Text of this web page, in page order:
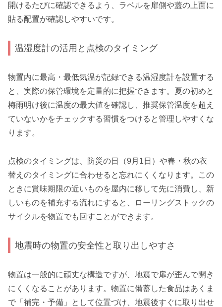
開けるたびに確認できるよう、ラベルを扉側や蓋の上面に
貼る配置が確認しやすいです。
温湿度計の活用と点検のタイミング
物置内に最高・最低気温が記録できる温湿度計を設置する
と、実際の保管環境を定量的に把握できます。夏の初めと
梅雨明け後に温度の最大値を確認し、推奨保管温度を超え
ていないかをチェックする習慣をつけると管理しやすくな
ります。
点検のタイミングは、防災の日（9月1日）や春・秋の衣
替えのタイミングに合わせると忘れにくくなります。この
ときに賞味期限の近いものを屋内に移して先に消費し、新
しいものを補充する流れにすると、ローリングストックの
サイクルを物置でも回すことができます。
地震時の物置の安全性と取り出しやすさ
物置は一般的に頑丈な構造ですが、地震で扉が歪んで開き
にくくなることがあります。物置に備蓄した食品はあくま
で「補完・予備」として位置づけ、地震後すぐに取り出せ